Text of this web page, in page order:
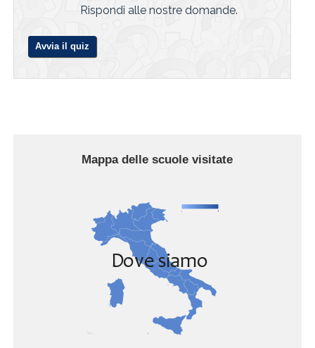
Rispondi alle nostre domande.
Mappa delle scuole visitate